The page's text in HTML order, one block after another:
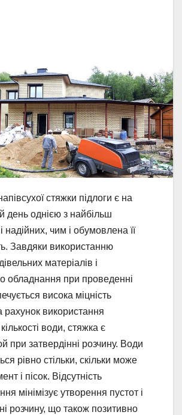
стяжки підлоги є на
день однією з найбільш
надійних, чим і обумовлена її
Завдяки використанню
матеріалів і
обладнання при проведенні
висока міцність
рахунок використання
води, стяжка є
при затвердінні розчину. Води
рівно стільки, скільки може
і пісок. Відсутність
мінімізує утворення пустот і
розчину, що також позитивно